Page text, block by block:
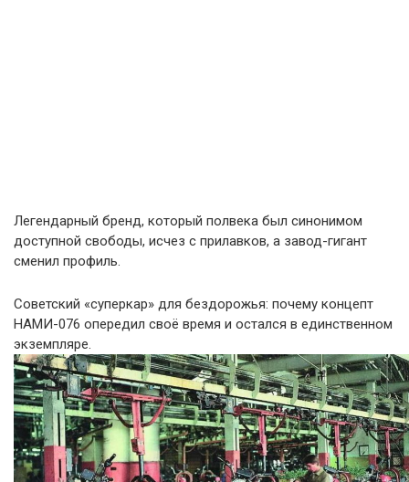
Легендарный бренд, который полвека был синонимом
доступной свободы, исчез с прилавков, а завод-гигант
сменил профиль.
Советский «суперкар» для бездорожья: почему концепт
НАМИ-076 опередил своё время и остался в единственном
экземпляре.